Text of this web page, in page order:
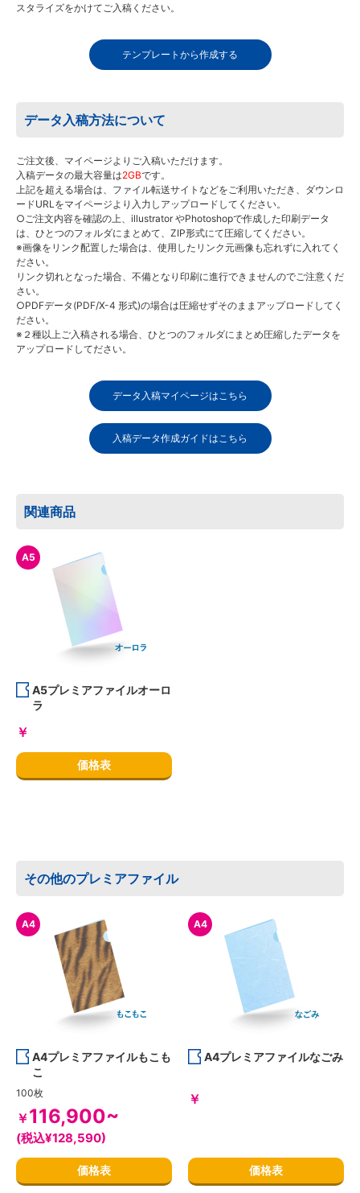
スタライズをかけてご入稿ください。
テンプレートから作成する
データ入稿方法について
ご注文後、マイページよりご入稿いただけます。
入稿データの最大容量は2GBです。
上記を超える場合は、ファイル転送サイトなどをご利用いただき、ダウンロ
ードURLをマイページより入力しアップロードしてください。
○ご注文内容を確認の上、illustrator やPhotoshopで作成した印刷データ
は、ひとつのフォルダにまとめて、ZIP形式にて圧縮してください。
※画像をリンク配置した場合は、使用したリンク元画像も忘れずに入れてく
ださい。
リンク切れとなった場合、不備となり印刷に進行できませんのでご注意くだ
さい。
○PDFデータ(PDF/X-4 形式)の場合は圧縮せずそのままアップロードしてく
ださい。
※２種以上ご入稿される場合、ひとつのフォルダにまとめ圧縮したデータを
アップロードしてださい。
データ入稿マイページはこちら
入稿データ作成ガイドはこちら
関連商品
A5
A5プレミアファイルオーロ
ラ
￥
価格表
その他のプレミアファイル
A4
A4プレミアファイルもこも
こ
100枚
￥116,900~
(税込¥128,590)
価格表
A4
A4プレミアファイルなごみ
￥
価格表